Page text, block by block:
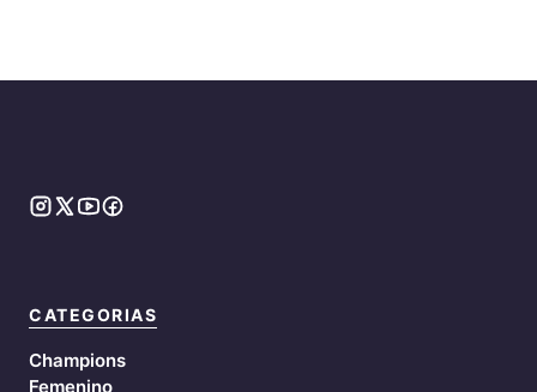
CATEGORIAS
Champions
Femenino